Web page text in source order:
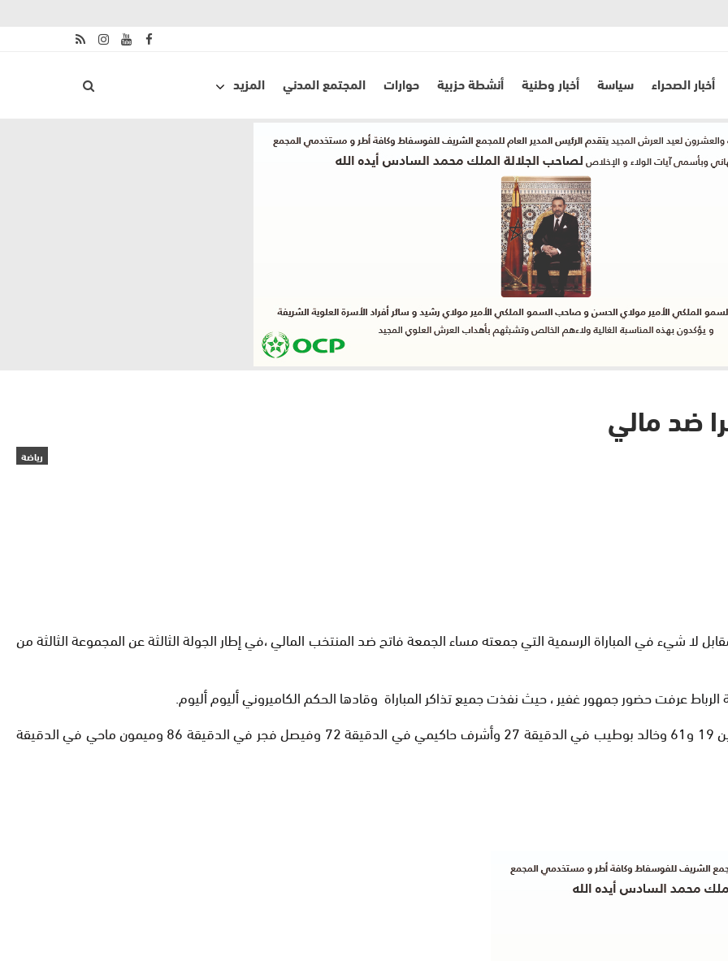
أخبار الصحراء سياسة أخبار وطنية أنشطة حزبية حوارات المجتمع المدني المزيد
ضد مالي
رياضة
الأول من تحقيق الفوز بنتيجة 6 أهداف مقابل لا شيء في المباراة الرسمية التي جمعته مساء الجمعة فاتح ضد المنتخب المالي ،في إطار الجولة الثالثة عن المجموعة الثالثة من
الرباط عرفت حضور جمهور غفير ، حيث نفذت جميع تذاكر المباراة وقادها الحكم الكاميروني أليوم أليوم.
أهداف الأسود جاءت عن طريق كل من حكيم زياش في الدقيقتين 19 و61 وخالد بوطيب في الدقيقة 27 وأشرف حاكيمي في الدقيقة 72 وفيصل فجر في الدقيقة 86 وميمون ماحي في الدقيقة